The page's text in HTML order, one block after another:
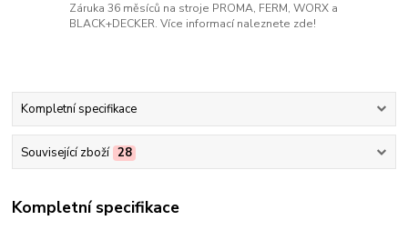
Záruka 36 měsíců na stroje PROMA, FERM, WORX a
BLACK+DECKER. Více informací naleznete zde!
Kompletní specifikace
Související zboží 28
Kompletní specifikace